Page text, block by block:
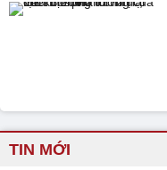
TIN MỚI